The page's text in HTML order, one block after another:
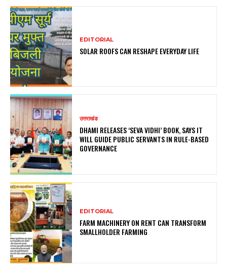
EDITORIAL
SOLAR ROOFS CAN RESHAPE EVERYDAY LIFE
उत्तराखंड
DHAMI RELEASES ‘SEVA VIDHI’ BOOK, SAYS IT
WILL GUIDE PUBLIC SERVANTS IN RULE-BASED
GOVERNANCE
EDITORIAL
FARM MACHINERY ON RENT CAN TRANSFORM
SMALLHOLDER FARMING